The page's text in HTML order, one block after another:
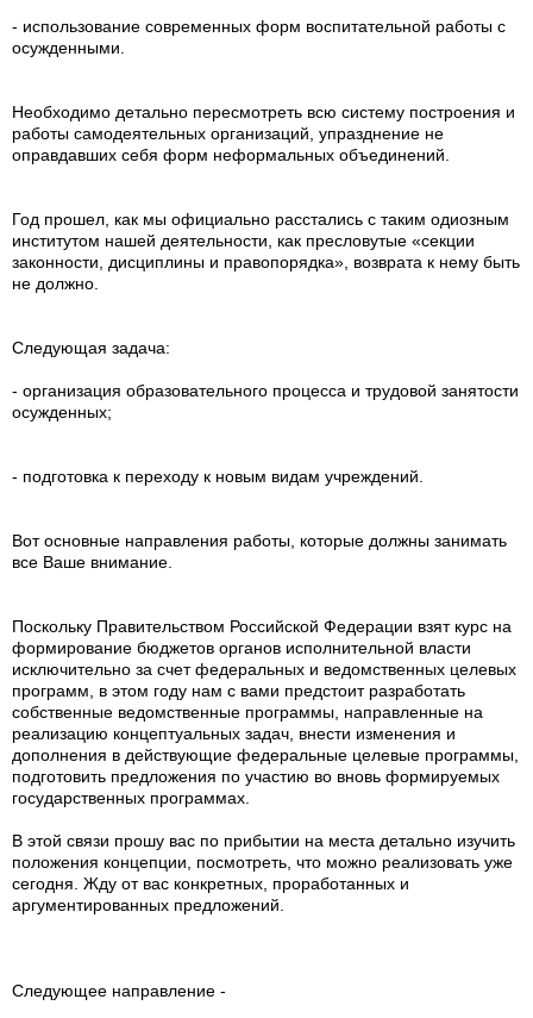
- использование современных форм воспитательной работы с
осужденными.
Необходимо детально пересмотреть всю систему построения и
работы самодеятельных организаций, упразднение не
оправдавших себя форм неформальных объединений.
Год прошел, как мы официально расстались с таким одиозным
институтом нашей деятельности, как пресловутые «секции
законности, дисциплины и правопорядка», возврата к нему быть
не должно.
Следующая задача:
- организация образовательного процесса и трудовой занятости
осужденных;
- подготовка к переходу к новым видам учреждений.
Вот основные направления работы, которые должны занимать
все Ваше внимание.
Поскольку Правительством Российской Федерации взят курс на
формирование бюджетов органов исполнительной власти
исключительно за счет федеральных и ведомственных целевых
программ, в этом году нам с вами предстоит разработать
собственные ведомственные программы, направленные на
реализацию концептуальных задач, внести изменения и
дополнения в действующие федеральные целевые программы,
подготовить предложения по участию во вновь формируемых
государственных программах.
В этой связи прошу вас по прибытии на места детально изучить
положения концепции, посмотреть, что можно реализовать уже
сегодня. Жду от вас конкретных, проработанных и
аргументированных предложений.
Следующее направление -